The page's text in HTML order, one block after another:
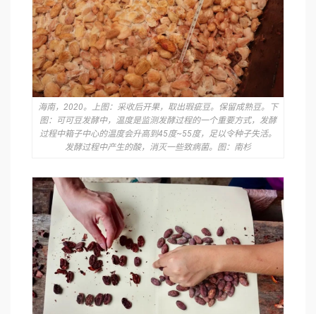
海南，2020。上图：采收后开果，取出瑕疵⾖。保留成熟⾖。下
图：可可豆发酵中，温度是监测发酵过程的⼀个重要⽅式，发酵
过程中箱⼦中⼼的温度会升⾼到45度~55度，⾜以令种子失活。
发酵过程中产⽣的酸，消灭⼀些致病菌。图：南杉